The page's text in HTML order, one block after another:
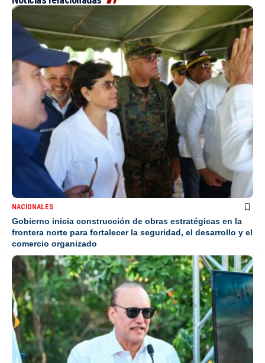
NACIONALES
Gobierno inicia construcción de obras estratégicas en la
frontera norte para fortalecer la seguridad, el desarrollo y el
comercio organizado